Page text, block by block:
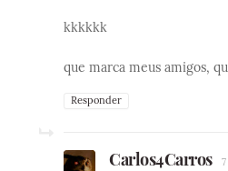
kkkkkk
que marca meus amigos,
Responder
Carlos4Carros